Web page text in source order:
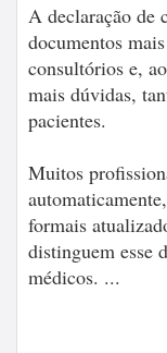
A declaração de
documentos
consultórios e,
mais dúvidas,
pacientes.
Muitos
formais
distinguem esse
médicos. ...